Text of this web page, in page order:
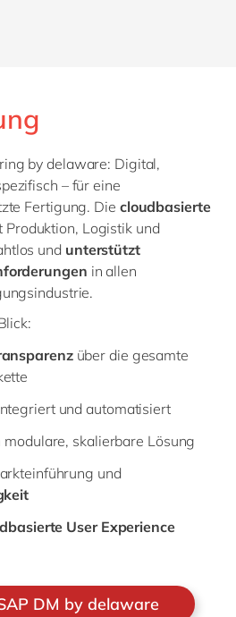
by delaware: Digital,
– für eine
Fertigung. Die cloudbasierte
Produktion, Logistik und
und unterstützt
in allen
über die gesamte
und automatisiert
modulare, skalierbare Lösung
und
User Experience
DM by delaware